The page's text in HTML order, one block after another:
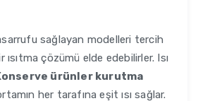
sağlayan modelleri tercih
çözümü elde edebilirler. Isı
ürünler kurutma
her tarafına eşit ısı sağlar.